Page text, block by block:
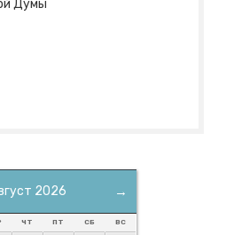
областной Думы
→
2026
ЧТ ПТ СБ ВС